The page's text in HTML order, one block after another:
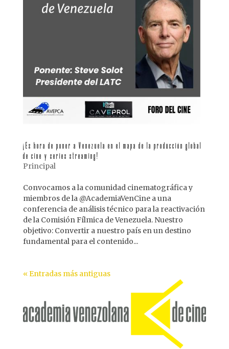
¡Es hora de poner a Venezuela en el mapa de la producción global
de cine y series streaming!
Principal
Convocamos a la comunidad cinematográfica y
miembros de la @AcademiaVenCine a una
conferencia de análisis técnico para la reactivación
de la Comisión Fílmica de Venezuela. Nuestro
objetivo: Convertir a nuestro país en un destino
fundamental para el contenido...
« Entradas más antiguas